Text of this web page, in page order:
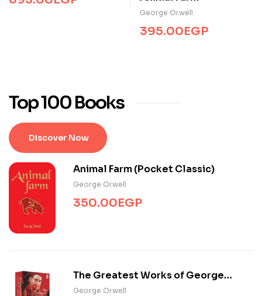
George Orwell
395.00EGP
Top 100 Books
Discover Now
Animal Farm (Pocket Classic)
George Orwell
350.00EGP
The Greatest Works of George
Orwell
George Orwell